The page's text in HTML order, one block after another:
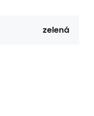
zelená